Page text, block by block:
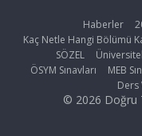
Haberler
Kaç Netle Hangi Bölümü
SÖZEL
ÖSYM Sınavları
MEB
Ders
© 2026 Doğru